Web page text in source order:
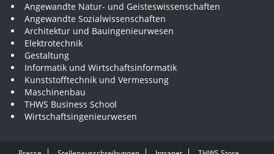
Angewandte Natur- und Geisteswissenschaften
Angewandte Sozialwissenschaften
Architektur und Bauingenieurwesen
Elektrotechnik
Gestaltung
Informatik und Wirtschaftsinformatik
Kunststofftechnik und Vermessung
Maschinenbau
THWS Business School
Wirtschaftsingenieurwesen